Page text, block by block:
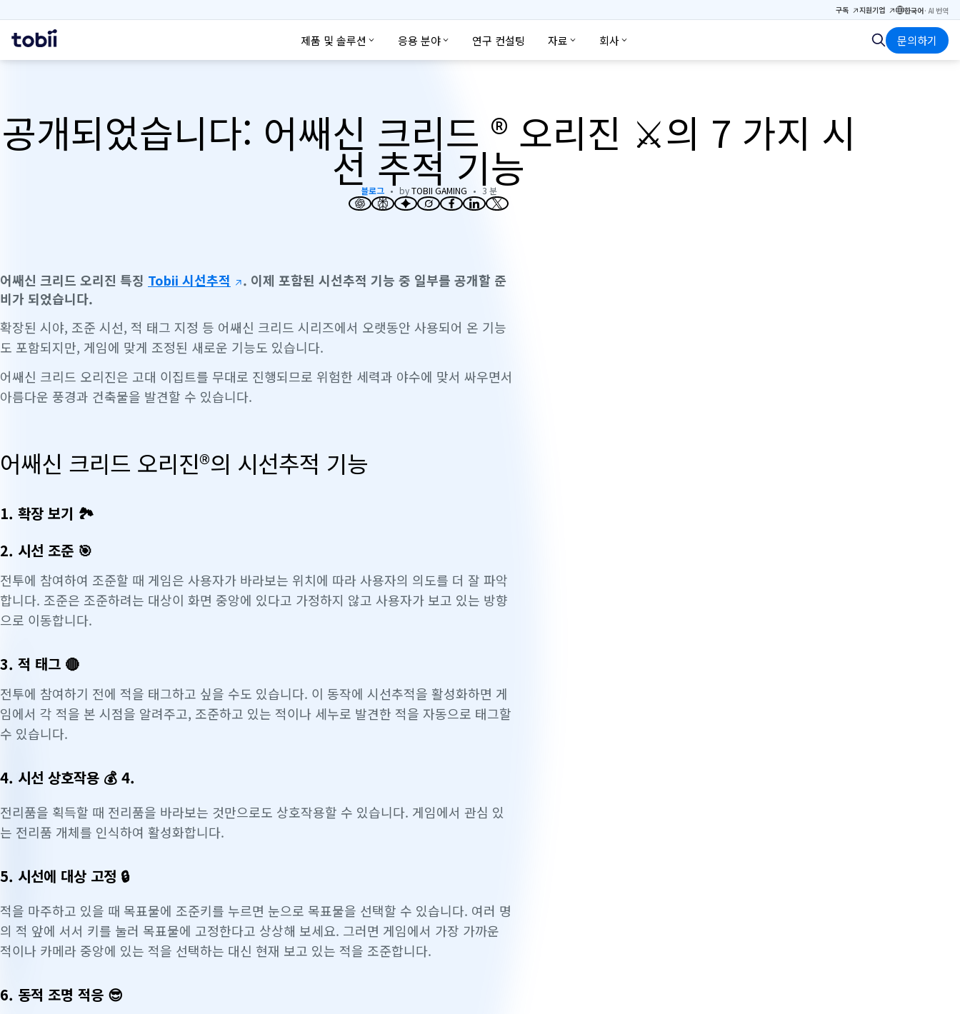
구독 지원기업 한국어· AI 번역
홈 제품 및 솔루션 응용 분야 연구 컨설팅 자료 회사
검색 문의하기
공개되었습니다: 어쌔신 크리드 ® 오리진 ⚔의 7 가지 시
선 추적 기능
블로그 by TOBII GAMING 3 분
어쌔신 크리드 오리진 특징 Tobii 시선추적
. 이제 포함된 시선추적 기능 중 일부를 공개할 준
비가 되었습니다.
확장된 시야, 조준 시선, 적 태그 지정 등 어쌔신 크리드 시리즈에서 오랫동안 사용되어 온 기능
도 포함되지만, 게임에 맞게 조정된 새로운 기능도 있습니다.
어쌔신 크리드 오리진은 고대 이집트를 무대로 진행되므로 위험한 세력과 야수에 맞서 싸우면서
아름다운 풍경과 건축물을 발견할 수 있습니다.
어쌔신 크리드 오리진®의 시선추적 기능
1. 확장 보기 🏞
2. 시선 조준 🎯
전투에 참여하여 조준할 때 게임은 사용자가 바라보는 위치에 따라 사용자의 의도를 더 잘 파악
합니다. 조준은 조준하려는 대상이 화면 중앙에 있다고 가정하지 않고 사용자가 보고 있는 방향
으로 이동합니다.
3. 적 태그 🔴
전투에 참여하기 전에 적을 태그하고 싶을 수도 있습니다. 이 동작에 시선추적을 활성화하면 게
임에서 각 적을 본 시점을 알려주고, 조준하고 있는 적이나 세누로 발견한 적을 자동으로 태그할
수 있습니다.
4. 시선 상호작용 💰 4.
전리품을 획득할 때 전리품을 바라보는 것만으로도 상호작용할 수 있습니다. 게임에서 관심 있
는 전리품 개체를 인식하여 활성화합니다.
5. 시선에 대상 고정 🔒
적을 마주하고 있을 때 목표물에 조준키를 누르면 눈으로 목표물을 선택할 수 있습니다. 여러 명
의 적 앞에 서서 키를 눌러 목표물에 고정한다고 상상해 보세요. 그러면 게임에서 가장 가까운
적이나 카메라 중앙에 있는 적을 선택하는 대신 현재 보고 있는 적을 조준합니다.
6. 동적 조명 적응 😎